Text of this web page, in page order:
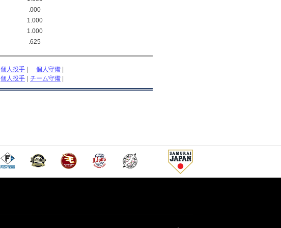
.000
1.000
1.000
.625
個人投手 個人守備
個人投手 チーム守備